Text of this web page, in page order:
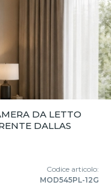
DA LETTO
DALLAS
Codice articolo:
MOD545PL-12G